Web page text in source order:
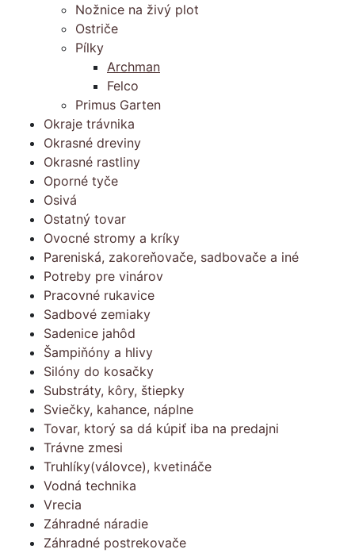
Nožnice na živý plot
Ostriče
Pílky
Archman
Felco
Primus Garten
Okraje trávnika
Okrasné dreviny
Okrasné rastliny
Oporné tyče
Osivá
Ostatný tovar
Ovocné stromy a kríky
Pareniská, zakoreňovače, sadbovače a iné
Potreby pre vinárov
Pracovné rukavice
Sadbové zemiaky
Sadenice jahôd
Šampiňóny a hlivy
Silóny do kosačky
Substráty, kôry, štiepky
Sviečky, kahance, náplne
Tovar, ktorý sa dá kúpiť iba na predajni
Trávne zmesi
Truhlíky(válovce), kvetináče
Vodná technika
Vrecia
Záhradné náradie
Záhradné postrekovače